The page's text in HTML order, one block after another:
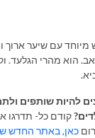
מיוחד עם שיער ארוך
הוא מהרי הגלעד.
להיות שותפים
קודם כל- תדרגו
כאן, באתר החדש